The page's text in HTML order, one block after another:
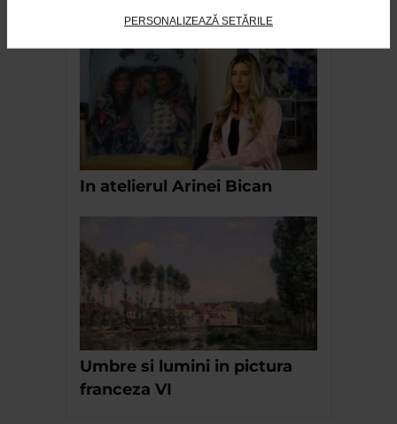
PERSONALIZEAZĂ SETĂRILE
In atelierul Arinei Bican
Umbre si lumini in pictura
franceza VI